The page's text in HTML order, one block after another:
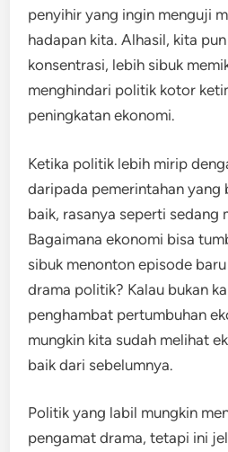
penyihir yang ingin menguji
hadapan kita. Alhasil, kita
konsentrasi, lebih sibuk
menghindari politik kotor
peningkatan ekonomi.
Ketika politik lebih mirip
daripada pemerintahan yang
baik, rasanya seperti sedang
Bagaimana ekonomi bisa
sibuk menonton episode
drama politik? Kalau bukan
penghambat pertumbuhan
mungkin kita sudah melihat
baik dari sebelumnya.
Politik yang labil mungkin
pengamat drama, tetapi ini